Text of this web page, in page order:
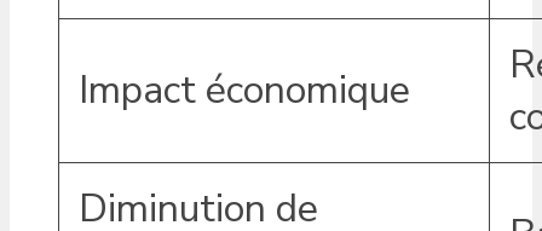
Impact économique
Diminution de